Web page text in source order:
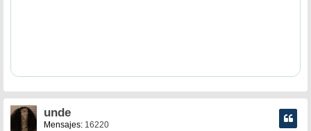
unde
Mensajes:16220